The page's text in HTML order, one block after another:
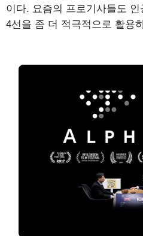
이다. 요즘의 프로기사들도
4선을 좀 더 적극적으로 활용